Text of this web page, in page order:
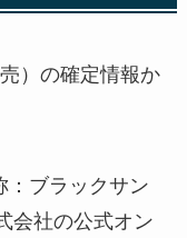
）の確定情報か
：ブラックサン
会社の公式オン